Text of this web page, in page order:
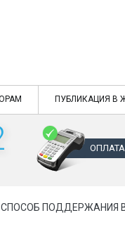
ПУБЛИКАЦИЯ В
СПОСОБ ПОДДЕРЖАНИЯ